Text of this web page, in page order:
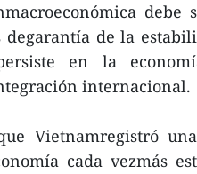
degarantía de la
en la
internacional.
Vietnamregistró
cada vezmás